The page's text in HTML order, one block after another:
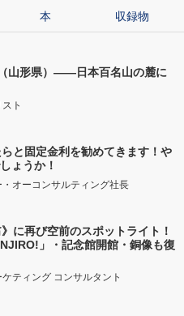
本 収録物
山形県）――日本百名山の麓に
ト
と固定金利を勧めてきます！や
ょうか！
オーコンサルティング社長
に再び空前のスポットライト！
」・記念館開館・銅像も復
ティング コンサルタント